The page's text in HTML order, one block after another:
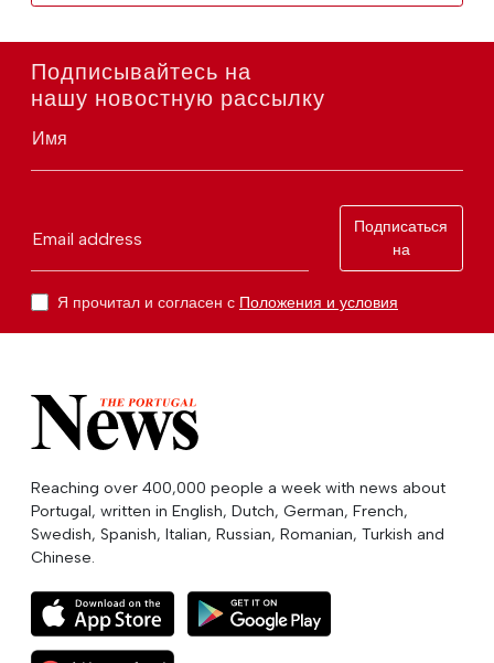
Подписывайтесь на
нашу новостную рассылку
Имя
Email address
Подписаться
на
Я прочитал и согласен с Положения и условия
Reaching over 400,000 people a week with news about
Portugal, written in English, Dutch, German, French,
Swedish, Spanish, Italian, Russian, Romanian, Turkish and
Chinese.